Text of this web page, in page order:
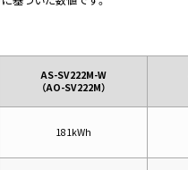
AS-SV222M-W
（AO-SV222M）
181kWh